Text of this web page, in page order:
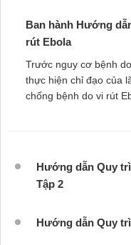
Ban hành Hướng
rút Ebola
Trước nguy cơ bệnh
thực hiện chỉ đạo của
chống bệnh do vi rút
Hướng dẫn Quy trình
Tập 2
Hướng dẫn Quy